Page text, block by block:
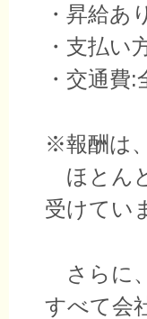
・昇給あり
・支払い
・交通費:
※報酬は
ほとん
受けてい
さらに
すべて会